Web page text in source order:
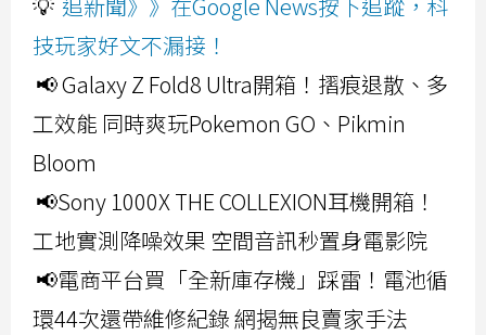
技玩家好文不漏接！
📢 Galaxy Z Fold8 Ultra開箱！摺痕退散、多
工效能 同時爽玩Pokemon GO、Pikmin
Bloom
📢Sony 1000X THE COLLEXION耳機開箱！
工地實測降噪效果 空間音訊秒置身電影院
📢電商平台買「全新庫存機」踩雷！電池循
環44次還帶維修紀錄 網揭無良賣家手法